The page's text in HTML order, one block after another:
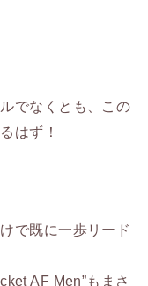
でなくとも、この
はず！
で既に一歩リード
AF Men”もまさ